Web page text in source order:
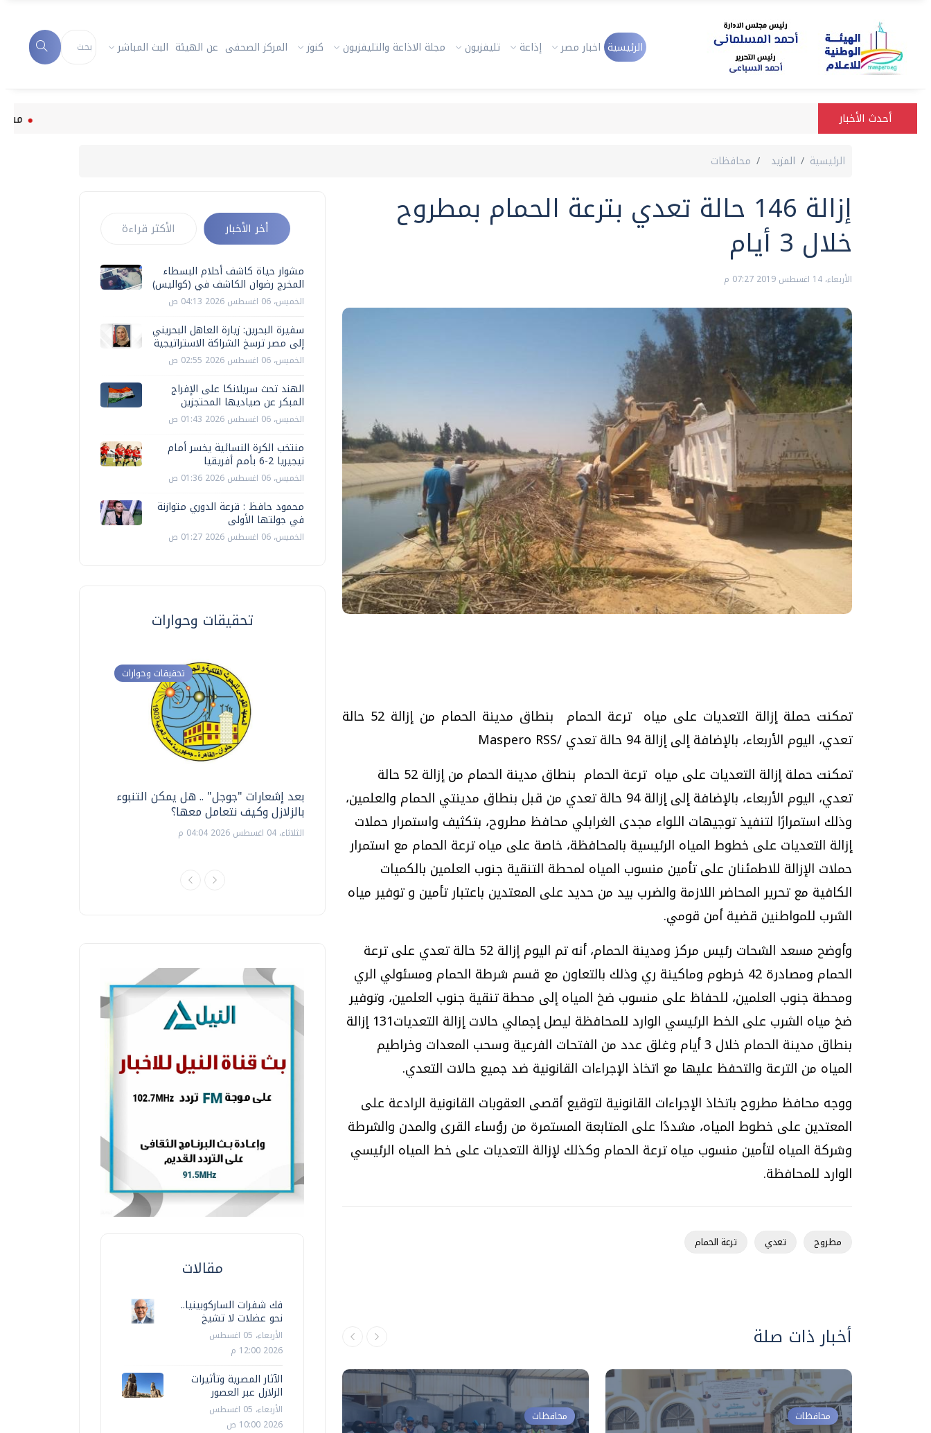
الرئيسية اخبار مصر إذاعة تليفزيون مجلة الاذاعة والتليفزيون كنوز المركز الصحفى عن الهيئة البث المباشر
أحدث الأخبار مشوار حياة
الرئيسية المزيد محافظات
إزالة 146 حالة تعدي بترعة الحمام بمطروح
خلال 3 أيام
الأربعاء، 14 اغسطس 2019 07:27 م
تمكنت حملة إزالة التعديات على مياه ترعة الحمام بنطاق مدينة الحمام من إزالة 52 حالة
تعدي، اليوم الأربعاء، بالإضافة إلى إزالة 94 حالة تعدي /Maspero RSS
تمكنت حملة إزالة التعديات على مياه ترعة الحمام بنطاق مدينة الحمام من إزالة 52 حالة
تعدي، اليوم الأربعاء، بالإضافة إلى إزالة 94 حالة تعدي من قبل بنطاق مدينتي الحمام والعلمين،
وذلك استمرارًا لتنفيذ توجيهات اللواء مجدى الغرابلي محافظ مطروح، بتكثيف واستمرار حملات
إزالة التعديات على خطوط المياه الرئيسية بالمحافظة، خاصة على مياه ترعة الحمام مع استمرار
حملات الإزالة للاطمئنان على تأمين منسوب المياه لمحطة التنقية جنوب العلمين بالكميات
الكافية مع تحرير المحاضر اللازمة والضرب بيد من حديد على المعتدين باعتبار تأمين و توفير مياه
الشرب للمواطنين قضية أمن قومي.
وأوضح مسعد الشحات رئيس مركز ومدينة الحمام، أنه تم اليوم إزالة 52 حالة تعدي على ترعة
الحمام ومصادرة 42 خرطوم وماكينة ري وذلك بالتعاون مع قسم شرطة الحمام ومسئولي الري
ومحطة جنوب العلمين، للحفاظ على منسوب ضخ المياه إلى محطة تنقية جنوب العلمين، وتوفير
ضخ مياه الشرب على الخط الرئيسي الوارد للمحافظة ليصل إجمالي حالات إزالة التعديات131 إزالة
بنطاق مدينة الحمام خلال 3 أيام وغلق عدد من الفتحات الفرعية وسحب المعدات وخراطيم
المياه من الترعة والتحفظ عليها مع اتخاذ الإجراءات القانونية ضد جميع حالات التعدي.
ووجه محافظ مطروح باتخاذ الإجراءات القانونية لتوقيع أقصى العقوبات القانونية الرادعة على
المعتدين على خطوط المياه، مشددًا على المتابعة المستمرة من رؤساء القرى والمدن والشرطة
وشركة المياه لتأمين منسوب مياه ترعة الحمام وكذلك لإزالة التعديات على خط المياه الرئيسي
الوارد للمحافظة.
مطروح تعدي ترعة الحمام
أخبار ذات صلة
محافظات محافظات محافظات
أخر الأخبار الأكثر قراءة
مشوار حياة كاشف أحلام البسطاء
المخرج رضوان الكاشف في (كواليس)
الخميس، 06 اغسطس 2026 04:13 ص
سفيرة البحرين: زيارة العاهل البحريني
إلى مصر ترسخ الشراكة الاستراتيجية
الخميس، 06 اغسطس 2026 02:55 ص
الهند تحث سريلانكا على الإفراج
المبكر عن صياديها المحتجزين
الخميس، 06 اغسطس 2026 01:43 ص
منتخب الكرة النسائية يخسر أمام
نيجيريا 2-6 بأمم أفريقيا
الخميس، 06 اغسطس 2026 01:36 ص
محمود حافظ : قرعة الدوري متوازنة
في جولتها الأولى
الخميس، 06 اغسطس 2026 01:27 ص
تحقيقات وحوارات
تحقيقات وحوارات
بعد إشعارات "جوجل" .. هل يمكن التنبوء
بالزلازل وكيف نتعامل معها؟
الثلاثاء، 04 اغسطس 2026 04:04 م
دليلك للتنسيق الجامعي .. تساؤلات
وإجابات
السبت، 01 اغسطس 2026 10:25 ص
فيديو.. الإعلام الرقمي.. تقنيات واعدة
وتحديات هائلة
موجات الطقس الساخنة.. لماذا تحدث وكيف
مقالات
فك شفرات الساركوبينيا..
نحو عضلات لا تشيخ
الأربعاء، 05 اغسطس
2026 12:00 م
الآثار المصرية وتأثيرات
الزلازل عبر العصور
الأربعاء، 05 اغسطس
2026 10:00 ص